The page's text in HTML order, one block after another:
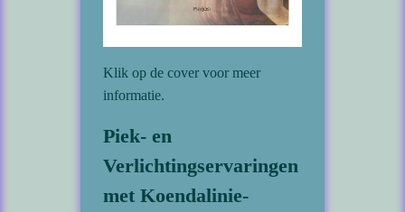
Klik op de cover voor meer
informatie.
Piek- en
Verlichtingservaringen
met Koendalinie-